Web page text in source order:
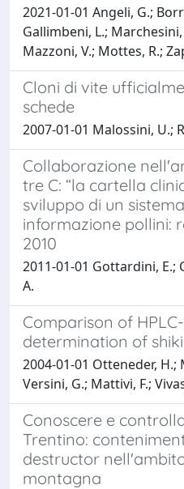
2021-01-01 Angeli, G.;
Gallimbeni, L.; Marchesini,
Mazzoni, V.; Mottes, R.;
Cloni di vite
schede
2007-01-01 Malossini, U.;
Collaborazione
tre C: “la cartella
sviluppo di un
informazione pollini:
2010
2011-01-01 Gottardini,
A.
Comparison of
determination of
2004-01-01 Otteneder, H.;
Versini, G.; Mattivi, F.;
Conoscere e
Trentino:
destructor
montagna